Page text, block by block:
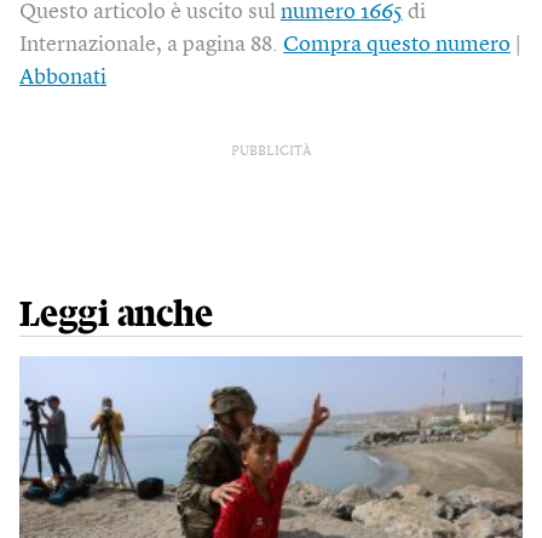
Questo articolo è uscito sul numero 1665 di
Internazionale, a pagina 88. Compra questo numero
Abbonati
PUBBLICITÀ
Leggi anche